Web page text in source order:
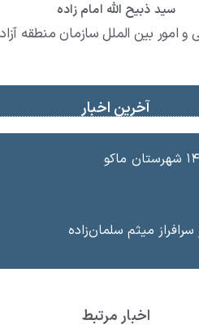
سید ذبیح الله امام زاده
و امور بین الملل سازمان منطقه
آخرین اخبار
میثم سلمان‌زاده
اخبار مرتبط